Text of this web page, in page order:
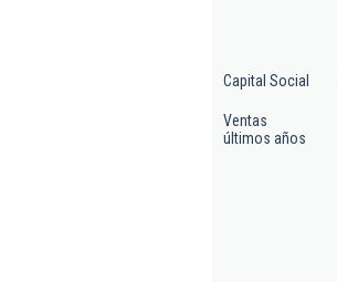
Capital Social
Ventas
últimos años